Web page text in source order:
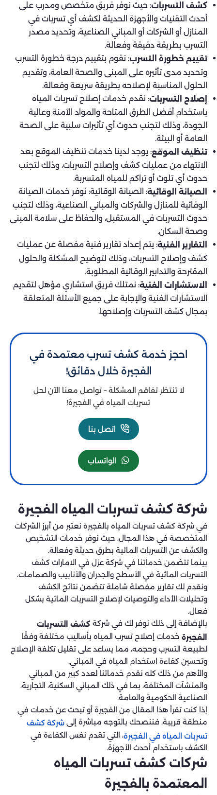
كشف التسربات: حيث نوفر فريق متخصص ومدرب على
أحدث التقنيات والأجهزة الحديثة لكشف أي تسربات في
المنازل أو الشركات أو المباني الصناعية، وتحديد مصدر
التسرب بطريقة دقيقة وفعالة.
تقييم خطورة التسرب: نقوم بتقييم درجة خطورة التسرب
وتحديد مدى تأثيره على المبنى والصحة العامة، وتقديم
الحلول المناسبة لإصلاحه بطريقة سريعة وفعالة.
إصلاح التسربات: نقدم خدمات إصلاح تسربات المياه
باستخدام أفضل الطرق المتاحة والمواد الآمنة وعالية
الجودة، وذلك لتجنب حدوث أي تأثيرات سلبية على الصحة
العامة أو البيئة.
تنظيف الموقع: يوجد لدينا خدمات تنظيف الموقع بعد
الانتهاء من عمليات كشف وإصلاح التسربات، وذلك لتجنب
حدوث أي تلوث أو تراكم للمياه المتسربة.
الصيانة الوقائية: الصيانة الوقائية: نوفر خدمات الصيانة
الوقائية للمنازل والشركات والمباني الصناعية، وذلك لتجنب
حدوث التسربات في المستقبل، والحفاظ على سلامة المبنى
وصحة السكان.
التقارير الفنية: يتم إعداد تقارير فنية مفصلة عن عمليات
كشف وإصلاح التسربات، وذلك لتوضيح المشكلة والحلول
المقترحة والتدابير الوقائية المطلوبة.
الاستشارات الفنية: نمتلك فريق استشاري مؤهل لتقديم
الاستشارات الفنية والإجابة على جميع الأسئلة المتعلقة
بمجال كشف التسربات وإصلاحها.
احجز خدمة كشف تسرب معتمدة في
الفجيرة خلال دقائق!
لا تنتظر تفاقم المشكلة – تواصل معنا الآن لحل
تسربات المياه في الفجيرة!
اتصل بنا
الواتساب
شركة كشف تسربات المياه الفجيرة
في شركة كشف تسربات المياه بالفجيرة نعتبر من أبرز الشركات
المتخصصة في هذا المجال، حيث نوفر خدمات التشخيص
والكشف عن التسربات المائية بطرق حديثة وفعالة.
بينما تتضمن خدماتنا في شركة عزل في الامارات كشف
التسربات المائية في الأسطح والجدران والأنابيب والصمامات،
ونقدم لك تقارير مفصلة شاملة تتضمن نتائج الكشف
وتحليلات الأداء والتوصيات لإصلاح التسربات المائية بشكل
فعال.
بالإضافة إلى ذلك نوفر لك في شركة كشف التسربات
الفجيرة خدمات إصلاح تسرب المياه بأساليب مختلفة وفقًا
لطبيعة التسرب وحجمه، مما يساعد على تقليل تكلفة الإصلاح
وتحسين كفاءة استخدام المياه في المباني.
والأهم من ذلك كله نقدم خدماتنا لعدد كبير من المباني
والمنشآت المختلفة، بما في ذلك المباني السكنية، التجارية،
الصناعية الحكومية والعامة.
إذا كنت تقرأ هذا المقال من الفجيرة أو تبحث عن خدمات في
منطقة قريبة، فننصحك بالتوجه مباشرة إلى شركة كشف
تسربات المياه في الفجيرة، التي تقدم نفس الكفاءة في
الكشف باستخدام أحدث الأجهزة.
شركات كشف تسربات المياه
المعتمدة بالفجيرة